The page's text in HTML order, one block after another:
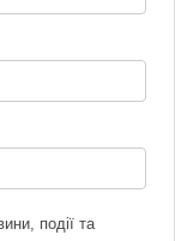
події та